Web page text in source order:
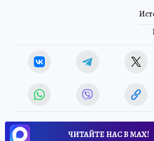
ЧИТАЙТЕ НАС В МАХ!